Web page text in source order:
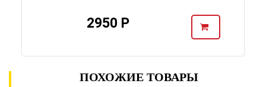
2950 Р
ПОХОЖИЕ ТОВАРЫ